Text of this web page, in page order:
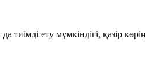
тиімді ету мүмкіндігі, қазір